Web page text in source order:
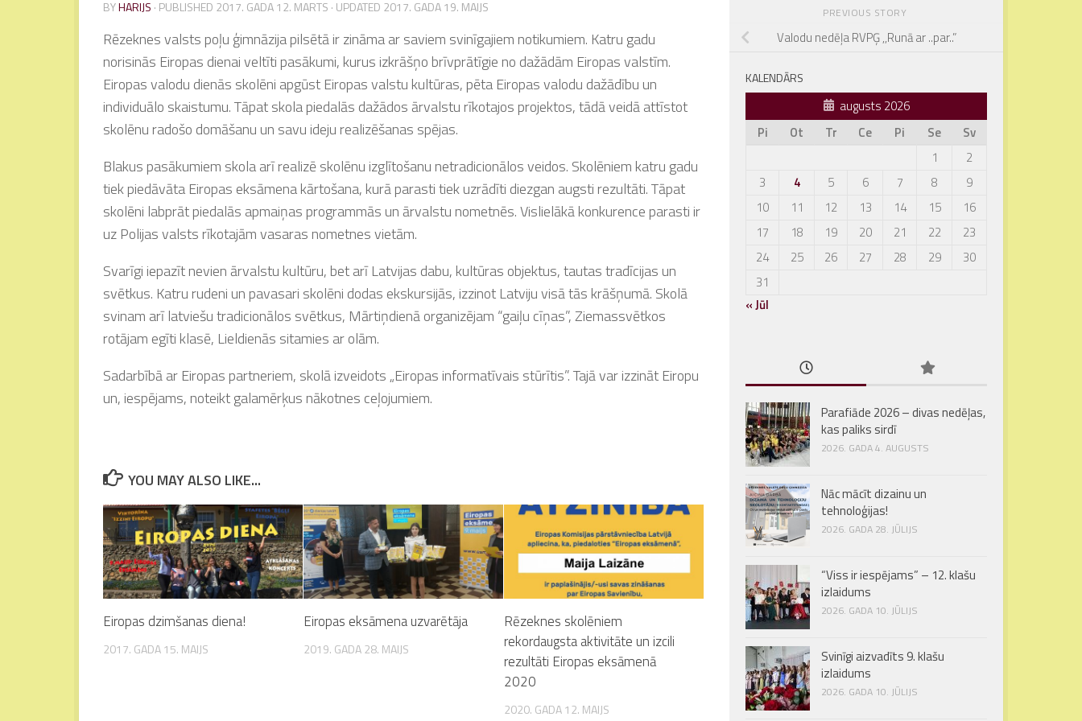
BYHARIJS · PUBLISHED 2017. GADA 12. MARTS · UPDATED 2017. GADA 19. MAIJS
Rēzeknes valsts poļu ģimnāzija pilsētā ir zināma ar saviem svinīgajiem notikumiem. Katru gadu
norisinās Eiropas dienai veltīti pasākumi, kurus izkrāšņo brīvprātīgie no dažādām Eiropas valstīm.
Eiropas valodu dienās skolēni apgūst Eiropas valstu kultūras, pēta Eiropas valodu dažādību un
individuālo skaistumu. Tāpat skola piedalās dažādos ārvalstu rīkotajos projektos, tādā veidā attīstot
skolēnu radošo domāšanu un savu ideju realizēšanas spējas.
Blakus pasākumiem skola arī realizē skolēnu izglītošanu netradicionālos veidos. Skolēniem katru gadu
tiek piedāvāta Eiropas eksāmena kārtošana, kurā parasti tiek uzrādīti diezgan augsti rezultāti. Tāpat
skolēni labprāt piedalās apmaiņas programmās un ārvalstu nometnēs. Vislielākā konkurence parasti ir
uz Polijas valsts rīkotajām vasaras nometnes vietām.
Svarīgi iepazīt nevien ārvalstu kultūru, bet arī Latvijas dabu, kultūras objektus, tautas tradīcijas un
svētkus. Katru rudeni un pavasari skolēni dodas ekskursijās, izzinot Latviju visā tās krāšņumā. Skolā
svinam arī latviešu tradicionālos svētkus, Mārtiņdienā organizējam “gaiļu cīņas”, Ziemassvētkos
rotājam egīti klasē, Lieldienās sitamies ar olām.
Sadarbībā ar Eiropas partneriem, skolā izveidots „Eiropas informatīvais stūrītis”. Tajā var izzināt Eiropu
un, iespējams, noteikt galamērķus nākotnes ceļojumiem.
YOU MAY ALSO LIKE...
Eiropas dzimšanas diena!
2017. GADA 15. MAIJS
Eiropas eksāmena uzvarētāja
2019. GADA 28. MAIJS
Rēzeknes skolēniem
rekordaugsta aktivitāte un izcili
rezultāti Eiropas eksāmenā
2020
2020. GADA 12. MAIJS
PREVIOUS STORY
Valodu nedēļa RVPĢ ,,Runā ar ..par..”
KALENDĀRS
augusts 2026
Pi
Ot Tr Ce Pi Se
Sv
1
2
3
4 5 6 7 8
9
10
11 12 13 14 15
16
17
18 19 20 21 22
23
24
25 26 27 28 29
30
31
« Jūl
Parafiāde 2026 – divas nedēļas,
kas paliks sirdī
2026. GADA 4. AUGUSTS
Nāc mācīt dizainu un
tehnoloģijas!
2026. GADA 28. JŪLIJS
“Viss ir iespējams” – 12. klašu
izlaidums
2026. GADA 10. JŪLIJS
Svinīgi aizvadīts 9. klašu
izlaidums
2026. GADA 10. JŪLIJS